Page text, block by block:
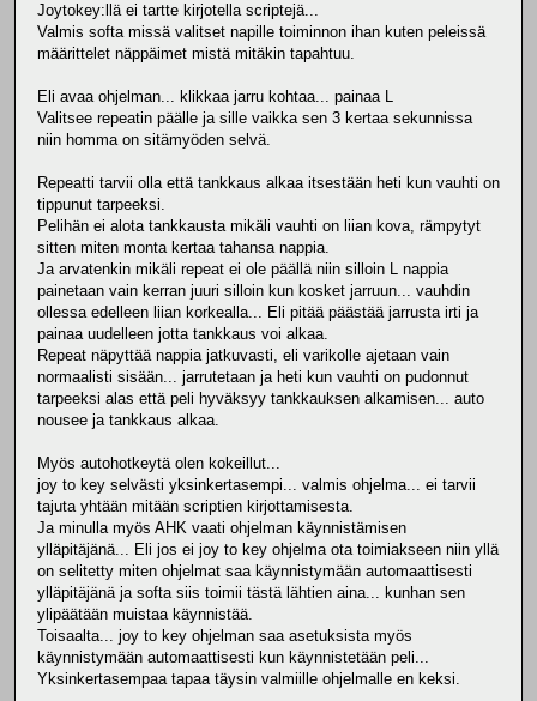
Joytokey:llä ei tartte kirjotella scriptejä...
Valmis softa missä valitset napille toiminnon ihan kuten peleissä
määrittelet näppäimet mistä mitäkin tapahtuu.
Eli avaa ohjelman... klikkaa jarru kohtaa... painaa L
Valitsee repeatin päälle ja sille vaikka sen 3 kertaa sekunnissa
niin homma on sitämyöden selvä.
Repeatti tarvii olla että tankkaus alkaa itsestään heti kun vauhti on
tippunut tarpeeksi.
Pelihän ei alota tankkausta mikäli vauhti on liian kova, rämpytyt
sitten miten monta kertaa tahansa nappia.
Ja arvatenkin mikäli repeat ei ole päällä niin silloin L nappia
painetaan vain kerran juuri silloin kun kosket jarruun... vauhdin
ollessa edelleen liian korkealla... Eli pitää päästää jarrusta irti ja
painaa uudelleen jotta tankkaus voi alkaa.
Repeat näpyttää nappia jatkuvasti, eli varikolle ajetaan vain
normaalisti sisään... jarrutetaan ja heti kun vauhti on pudonnut
tarpeeksi alas että peli hyväksyy tankkauksen alkamisen... auto
nousee ja tankkaus alkaa.
Myös autohotkeytä olen kokeillut...
joy to key selvästi yksinkertasempi... valmis ohjelma... ei tarvii
tajuta yhtään mitään scriptien kirjottamisesta.
Ja minulla myös AHK vaati ohjelman käynnistämisen
ylläpitäjänä... Eli jos ei joy to key ohjelma ota toimiakseen niin yllä
on selitetty miten ohjelmat saa käynnistymään automaattisesti
ylläpitäjänä ja softa siis toimii tästä lähtien aina... kunhan sen
ylipäätään muistaa käynnistää.
Toisaalta... joy to key ohjelman saa asetuksista myös
käynnistymään automaattisesti kun käynnistetään peli...
Yksinkertasempaa tapaa täysin valmiille ohjelmalle en keksi.